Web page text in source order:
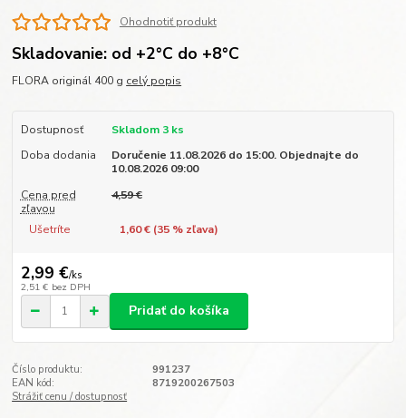
Ohodnotiť produkt
Skladovanie: od +2°C do +8°C
FLORA originál 400 g celý popis
Dostupnosť
Skladom 3 ks
Doba dodania
Doručenie 11.08.2026 do 15:00. Objednajte do
10.08.2026 09:00
Cena pred
zľavou
4,59 €
Ušetríte 1,60 € (35% zľava)
2,99 €/ks
2,51 € bez DPH
Pridať do košíka
Číslo produktu:
991237
EAN kód:
8719200267503
Strážiť cenu / dostupnosť